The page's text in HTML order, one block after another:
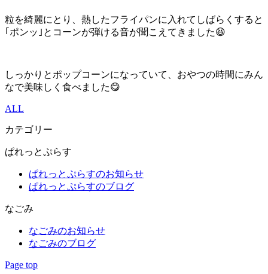
粒を綺麗にとり、熱したフライパンに入れてしばらくすると
｢ポンッ｣とコーンが弾ける音が聞こえてきました😆
しっかりとポップコーンになっていて、おやつの時間にみん
なで美味しく食べました😋
ALL
カテゴリー
ぱれっとぷらす
ぱれっとぷらすのお知らせ
ぱれっとぷらすのブログ
なごみ
なごみのお知らせ
なごみのブログ
Page top